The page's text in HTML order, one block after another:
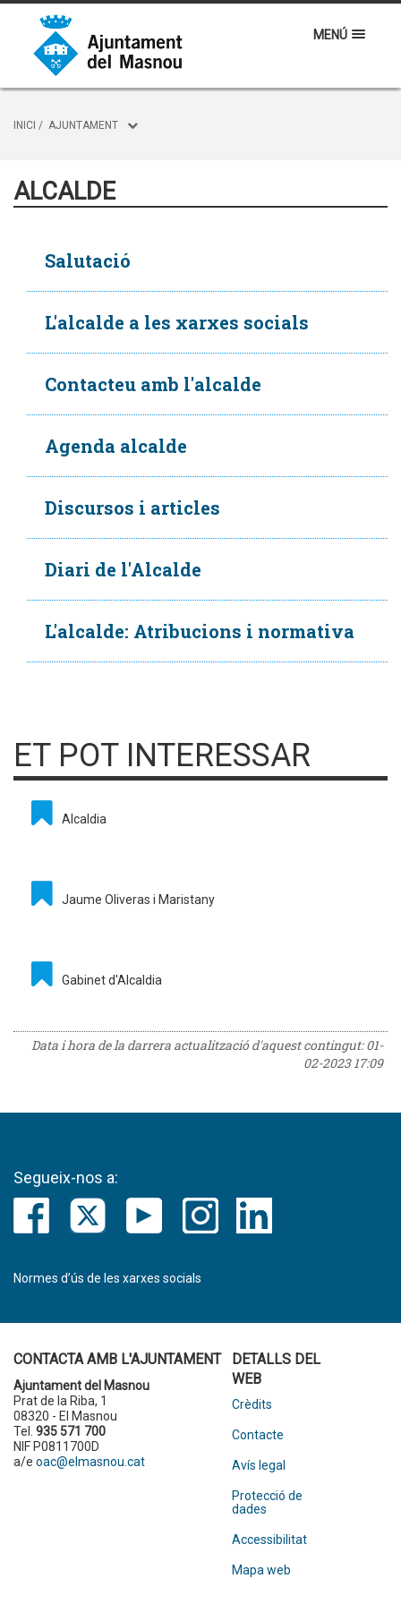
MENÚ
INICI / AJUNTAMENT
ALCALDE
Salutació
L'alcalde a les xarxes socials
Contacteu amb l'alcalde
Agenda alcalde
Discursos i articles
Diari de l'Alcalde
L'alcalde: Atribucions i normativa
ET POT INTERESSAR
Alcaldia
Jaume Oliveras i Maristany
Gabinet d'Alcaldia
Data i hora de la darrera actualització d'aquest contingut:01-
02-2023 17:09
Segueix-nos a:
Normes d’ús de les xarxes socials
CONTACTA AMB L'AJUNTAMENT
Ajuntament del Masnou
Prat de la Riba, 1
08320 - El Masnou
Tel. 935 571 700
NIF P0811700D
a/e oac@elmasnou.cat
DETALLS DEL
WEB
Crèdits
Contacte
Avís legal
Protecció de
dades
Accessibilitat
Mapa web